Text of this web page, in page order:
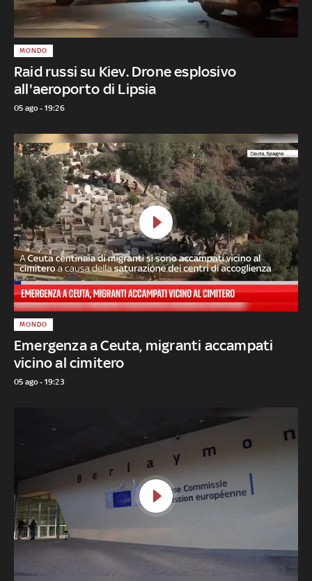
Raid russi su Kiev. Drone esplosivo
all'aeroporto di Lipsia
MONDO
05 ago - 19:26
Emergenza a Ceuta, migranti accampati
vicino al cimitero
MONDO
05 ago - 19:23